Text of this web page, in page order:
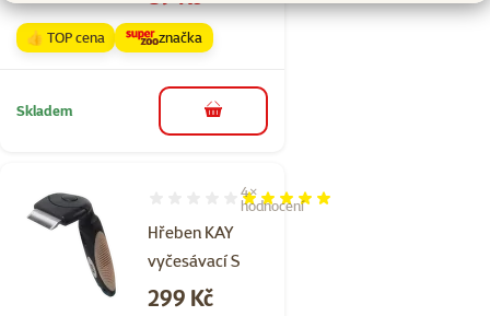
👍 TOP cena značka
Skladem do košíku
Hřeben KAY
vyčesávací S
Hodnocení 100%, počet hodnocení: 4
4×
hodnocení
Cena
299 Kč